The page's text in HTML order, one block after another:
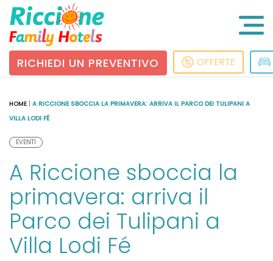
RICHIEDI UN PREVENTIVO OFFERTE
HOME A RICCIONE SBOCCIA LA PRIMAVERA: ARRIVA IL PARCO DEI TULIPANI A
VILLA LODI FÉ
EVENTI
A Riccione sboccia la
primavera: arriva il
Parco dei Tulipani a
Villa Lodi Fé